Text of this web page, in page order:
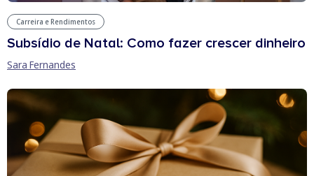
Carreira e Rendimentos
Subsídio de Natal: Como fazer crescer dinheiro
Sara Fernandes